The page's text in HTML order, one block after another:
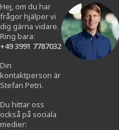
Hej, om du har
frågor hjälper vi
dig gärna vidare.
Ring bara:
+49 3991 7787032
Din
kontaktperson är
Stefan Petri.
Du hittar oss
också på sociala
medier: